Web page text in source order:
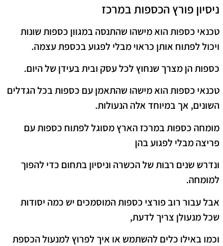
ניסיון פורץ הכספות במרכז
טכנאי כספות הוא מישהו שהתנסה במגוון כספות שונות
ויכול לפתוח אותן כראוי מבלי לפגוע בכספת עצמה.
כספות הן מצרך שנחוץ לכל עסק ובית בעידן של היום.
טכנאי כספות הוא מישהו שהתאמן עם כספות בכל הגדלים
השונים, אך במיוחד אלה הנעולות.
מומחה כספות במרכז הארץ מסוגל לפתוח כספות עם
פריצה מבלי לפגוע בהן
ונדרש שנים רבות של הכשרה וניסיון בתחום כדי להפוך
למומחה.
אבל עבור רוב פורצי כספות המוסמכים יש כמה יסודות
שכל מנעולן צריך לדעת,
וכמו באילו כלים להשתמש או איך לפרוץ למנעול הכספת